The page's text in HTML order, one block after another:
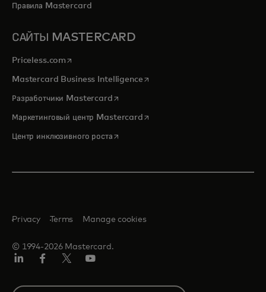
Правила Mastercard
САЙТЫ MASTERCARD
Priceless.com opens in a new tab
Mastercard Business Intelligenceopens in a new tab
Разработчики Mastercardopens in a new tab
Маркетинговый центр Mastercardopens in a new tab
Центр инклюзивного ростаopens in a new tab
© 1994-2026 Mastercard.
Privacy Terms Manage cookies
Select